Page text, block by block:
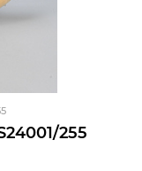
255